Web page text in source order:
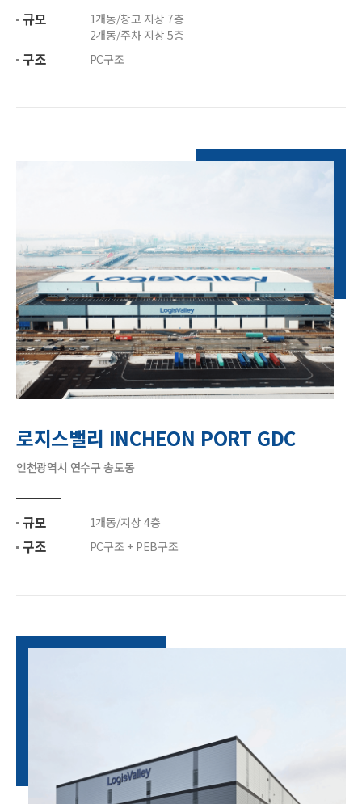
규모
1개동/창고 지상 7층
2개동/주차 지상 5층
구조 PC구조
로지스밸리 INCHEON PORT GDC
인천광역시 연수구 송도동
규모 1개동/지상 4층
구조 PC구조 + PEB구조